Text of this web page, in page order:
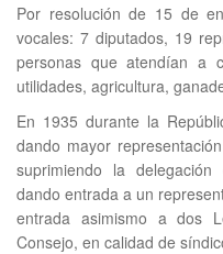
Por resolución de 15 de
vocales: 7 diputados, 19
personas que atendían a
utilidades, agricultura,
En 1935 durante la
dando mayor
suprimiendo la
dando entrada a un
entrada asimismo a dos
Consejo, en calidad de